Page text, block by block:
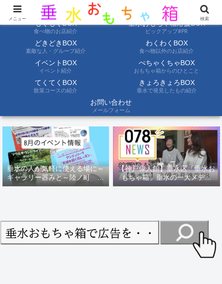
ようこそ垂水おもちゃ箱へ。垂水の情報を自分たちの目でみて聞いて伝えます
もぐもぐBOX
食べ物のお店紹介
垂水おもちゃ箱応援BOX
ピックアップ#PR
どきどきBOX
素敵な人・グループ紹介
わくわくBOX
食べ物以外のお店紹介
イベントBOX
イベント紹介
ぺちゃくちゃBOX
おもちゃ箱からのひとこと
てくてくBOX
散策コースの紹介
きょろきょろBOX
垂水で発見したもの紹介
お問い合わせ
メールフォーム
垂水の人が気軽に使える場に～
ギャラリー器みと～陸ノ町 ８
月のイベント情報
【神戸偉人館】垂水区「垂水お
もちゃ箱」垂水の一大メディ
ア！？｜神戸の魅力を凸インタ
メニュー 検索